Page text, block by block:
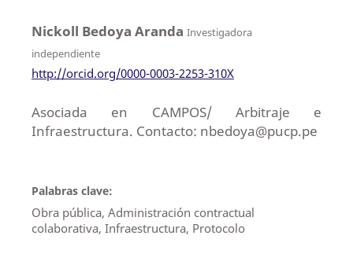
Nickoll Bedoya Aranda Investigadora
independiente
http://orcid.org/0000-0003-2253-310X
Asociada en CAMPOS/ Arbitraje e
Infraestructura. Contacto: nbedoya@pucp.pe
Palabras clave:
Obra pública, Administración contractual
colaborativa, Infraestructura, Protocolo